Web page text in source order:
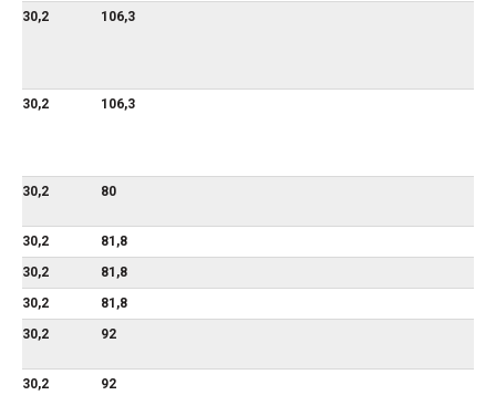
30,2 106,3
30,2 106,3
30,2 80
30,2
81,8
30,2
81,8
30,2
81,8
30,2
92
30,2 92